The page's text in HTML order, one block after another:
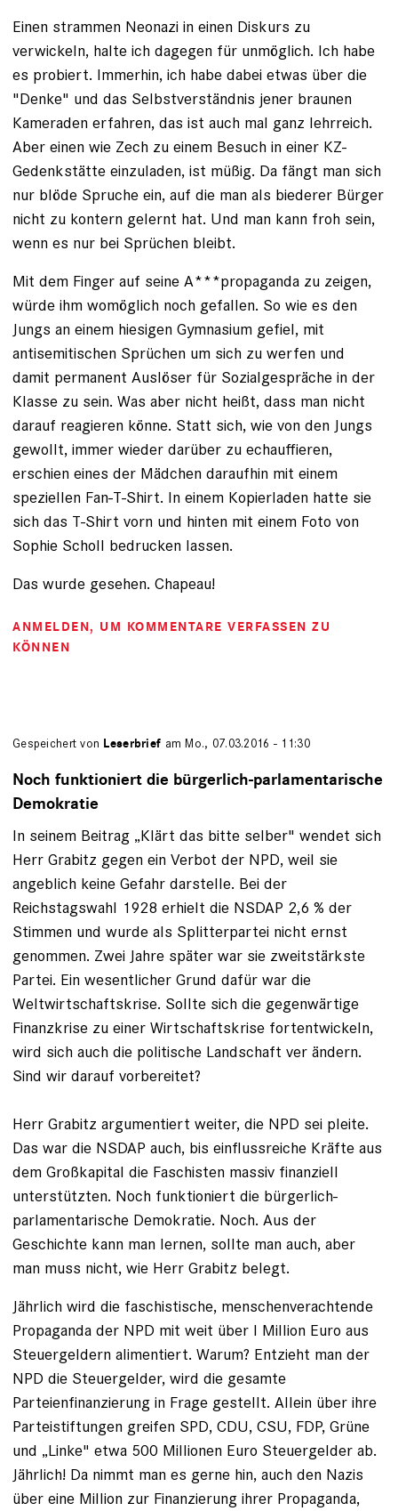
Einen strammen Neonazi in einen Diskurs zu
verwickeln, halte ich dagegen für unmöglich. Ich habe
es probiert. Immerhin, ich habe dabei etwas über die
"Denke" und das Selbstverständnis jener braunen
Kameraden erfahren, das ist auch mal ganz lehrreich.
Aber einen wie Zech zu einem Besuch in einer KZ-
Gedenkstätte einzuladen, ist müßig. Da fängt man sich
nur blöde Spruche ein, auf die man als biederer Bürger
nicht zu kontern gelernt hat. Und man kann froh sein,
wenn es nur bei Sprüchen bleibt.
Mit dem Finger auf seine A***propaganda zu zeigen,
würde ihm womöglich noch gefallen. So wie es den
Jungs an einem hiesigen Gymnasium gefiel, mit
antisemitischen Sprüchen um sich zu werfen und
damit permanent Auslöser für Sozialgespräche in der
Klasse zu sein. Was aber nicht heißt, dass man nicht
darauf reagieren könne. Statt sich, wie von den Jungs
gewollt, immer wieder darüber zu echauffieren,
erschien eines der Mädchen daraufhin mit einem
speziellen Fan-T-Shirt. In einem Kopierladen hatte sie
sich das T-Shirt vorn und hinten mit einem Foto von
Sophie Scholl bedrucken lassen.
Das wurde gesehen. Chapeau!
ANMELDEN, UM KOMMENTARE VERFASSEN ZU
KÖNNEN
Gespeichert von Leserbrief am Mo., 07.03.2016 - 11:30
Noch funktioniert die bürgerlich-parlamentarische
Demokratie
In seinem Beitrag „Klärt das bitte selber" wendet sich
Herr Grabitz gegen ein Verbot der NPD, weil sie
angeblich keine Gefahr darstelle. Bei der
Reichstagswahl 1928 erhielt die NSDAP 2,6 % der
Stimmen und wurde als Splitterpartei nicht ernst
genommen. Zwei Jahre später war sie zweitstärk­ste
Partei. Ein wesentlicher Grund dafür war die
Weltwirtschaftskrise. Sollte sich die gegenwärtige
Finanzkrise zu einer Wirtschaftskrise fortentwickeln,
wird sich auch die politische Landschaft ver­ ändern.
Sind wir darauf vorbereitet?
Herr Grabitz argumentiert weiter, die NPD sei pleite.
Das war die NSDAP auch, bis einflussreiche Kräfte aus
dem Großkapital die Faschisten massiv finanziell
unterstützten. Noch funktioniert die bürgerlich-
parlamentarische Demokratie. Noch. Aus der
Geschichte kann man lernen, sollte man auch, aber
man muss nicht, wie Herr Grabitz belegt.
Jährlich wird die faschistische, menschenverachtende
Propaganda der NPD mit weit über l Million Euro aus
Steuergeldern alimentiert. Warum? Entzieht man der
NPD die Steuergelder, wird die gesamte
Parteienfinanzierung in Frage gestellt. Allein über ihre
Parteistiftungen greifen SPD, CDU, CSU, FDP, Grüne
und „Linke" etwa 500 Millionen Euro Steuergelder ab.
Jährlich! Da nimmt man es gerne hin, auch den Nazis
über eine Million zur Finanzierung ihrer Propaganda,